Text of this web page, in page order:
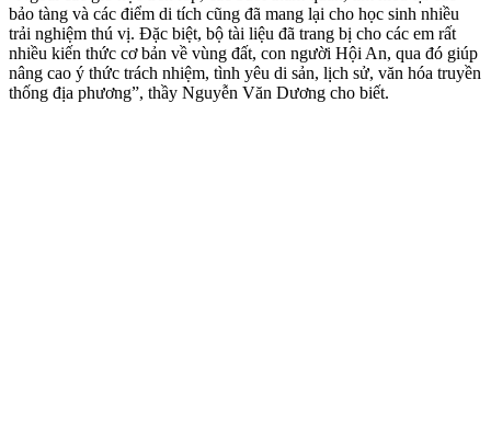
bảo tàng và các điểm di tích cũng đã mang lại cho học sinh nhiều
trải nghiệm thú vị. Đặc biệt, bộ tài liệu đã trang bị cho các em rất
nhiều kiến thức cơ bản về vùng đất, con người Hội An, qua đó giúp
nâng cao ý thức trách nhiệm, tình yêu di sản, lịch sử, văn hóa truyền
thống địa phương”, thầy Nguyễn Văn Dương cho biết.